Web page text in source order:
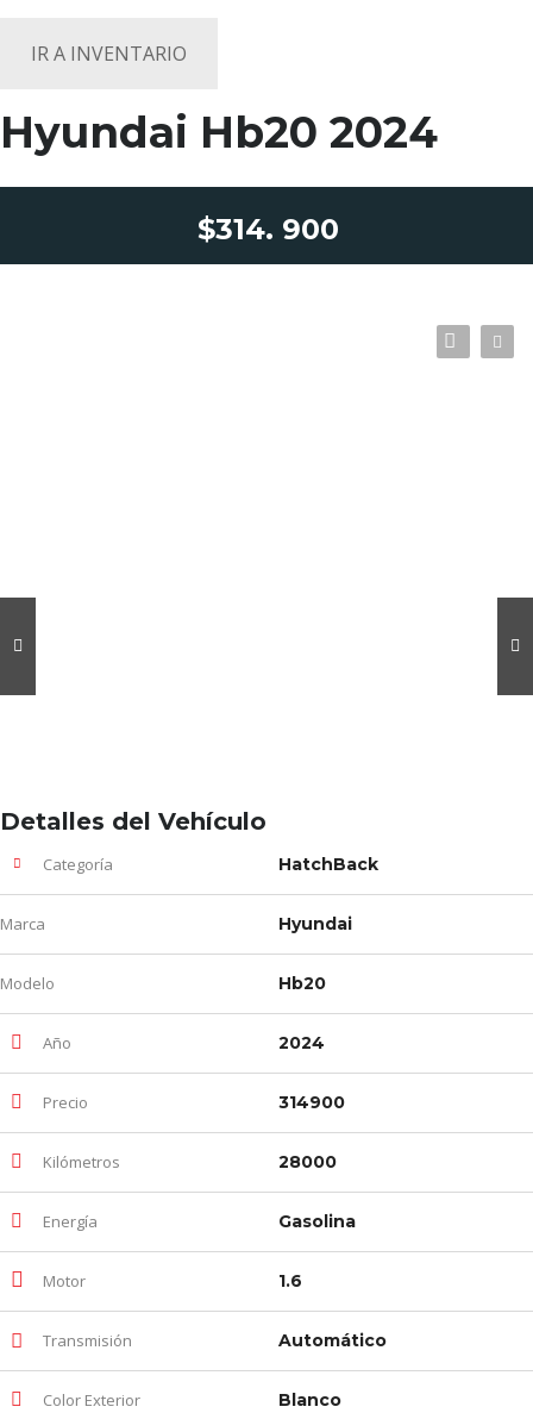
IR A INVENTARIO
Hyundai Hb20 2024
$314. 900
Detalles del Vehículo
Categoría HatchBack
Marca Hyundai
Modelo Hb20
Año 2024
Precio 314900
Kilómetros 28000
Energía Gasolina
Motor 1.6
Transmisión Automático
Color Exterior Blanco